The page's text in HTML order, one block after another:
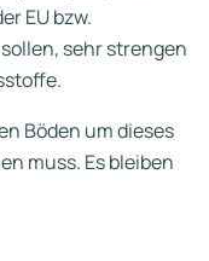
EU bzw.
sehr strengen
Böden um dieses
muss. Es bleiben